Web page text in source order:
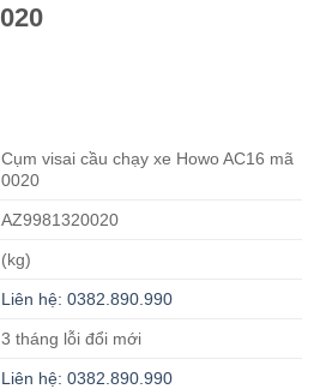
Cụm visai cầu chạy xe Howo AC16 mã
0020
AZ9981320020
(kg)
Liên hệ: 0382.890.990
3 tháng lỗi đổi mới
Liên hệ: 0382.890.990